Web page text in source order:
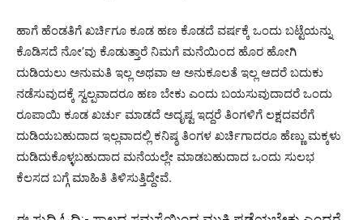
ಹಾಗೆ ಹೆಂಡತಿಗೆ ಖರ್ಚಿಗೂ ಕೂಡ ಹಣ ಕೊಡದೆ ವರ್ಷಕ್ಕೆ ಒಂದು ಬಟ್ಟೆಯನ್ನು
ಕೊಡಿಸದೆ ನೋ’ವು ಕೊಡುತ್ತಾರೆ ನಿಮಗೆ ಮನೆಯಿಂದ ಹೊರ ಹೋಗಿ
ದುಡಿಯಲು ಅನುಮತಿ ಇಲ್ಲ ಅಥವಾ ಆ ಅನುಕೂಲತೆ ಇಲ್ಲ ಆದರೆ ಬದುಕು
ನಡೆಸುವುದಕ್ಕೆ ಸ್ವಲ್ಪವಾದರೂ ಹಣ ಬೇಕು ಎಂದು ಬಯಸುವುದಾದರೆ ಒಂದು
ರೂಪಾಯಿ ಕೂಡ ಖರ್ಚು ಮಾಡದೆ ಅದೃಷ್ಟ ಇದ್ದರೆ ತಿಂಗಳಿಗೆ ಲಕ್ಷದವರೆಗೆ
ದುಡಿಯಬಹುದಾದ ಇಲ್ಲವಾದಲ್ಲಿ ಕನಿಷ್ಠ ತಿಂಗಳ ಖರ್ಚಿಗಾದರೂ ಹೆಣ್ಣು ಮಕ್ಕಳು
ದುಡಿದುಕೊಳ್ಳಬಹುದಾದ ಮನೆಯಲ್ಲೇ ಮಾಡಬಹುದಾದ ಒಂದು ಸುಲಭ
ಕೆಲಸದ ಬಗ್ಗೆ ಮಾಹಿತಿ ತಿಳಿಸುತ್ತಿದ್ದೇವೆ.